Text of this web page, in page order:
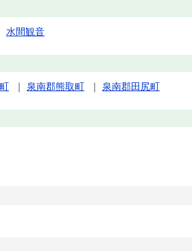
水間観音
｜ 泉南郡熊取町 ｜ 泉南郡田尻町